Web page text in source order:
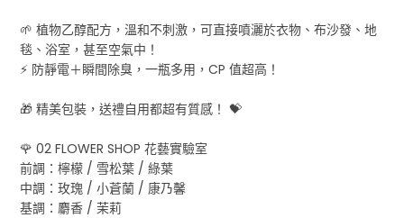
🌱 植物乙醇配方，溫和不刺激，可直接噴灑於衣物、布沙發、地
毯、浴室，甚至空氣中！
⚡ 防靜電＋瞬間除臭，一瓶多用，CP 值超高！
🎁 精美包裝，送禮自用都超有質感！ 💝
🌹 02 FLOWER SHOP 花藝實驗室
前調：檸檬 / 雪松葉 / 綠葉
中調：玫瑰 / 小蒼蘭 / 康乃馨
基調：麝香 / 茉莉